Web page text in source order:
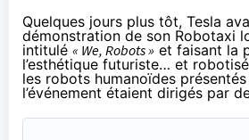
Quelques jours plus tôt, Tesla
démonstration de son Robotaxi
intitulé « We, Robots » et faisant la
l’esthétique futuriste… et
les robots humanoïdes
l’événement étaient dirigés par